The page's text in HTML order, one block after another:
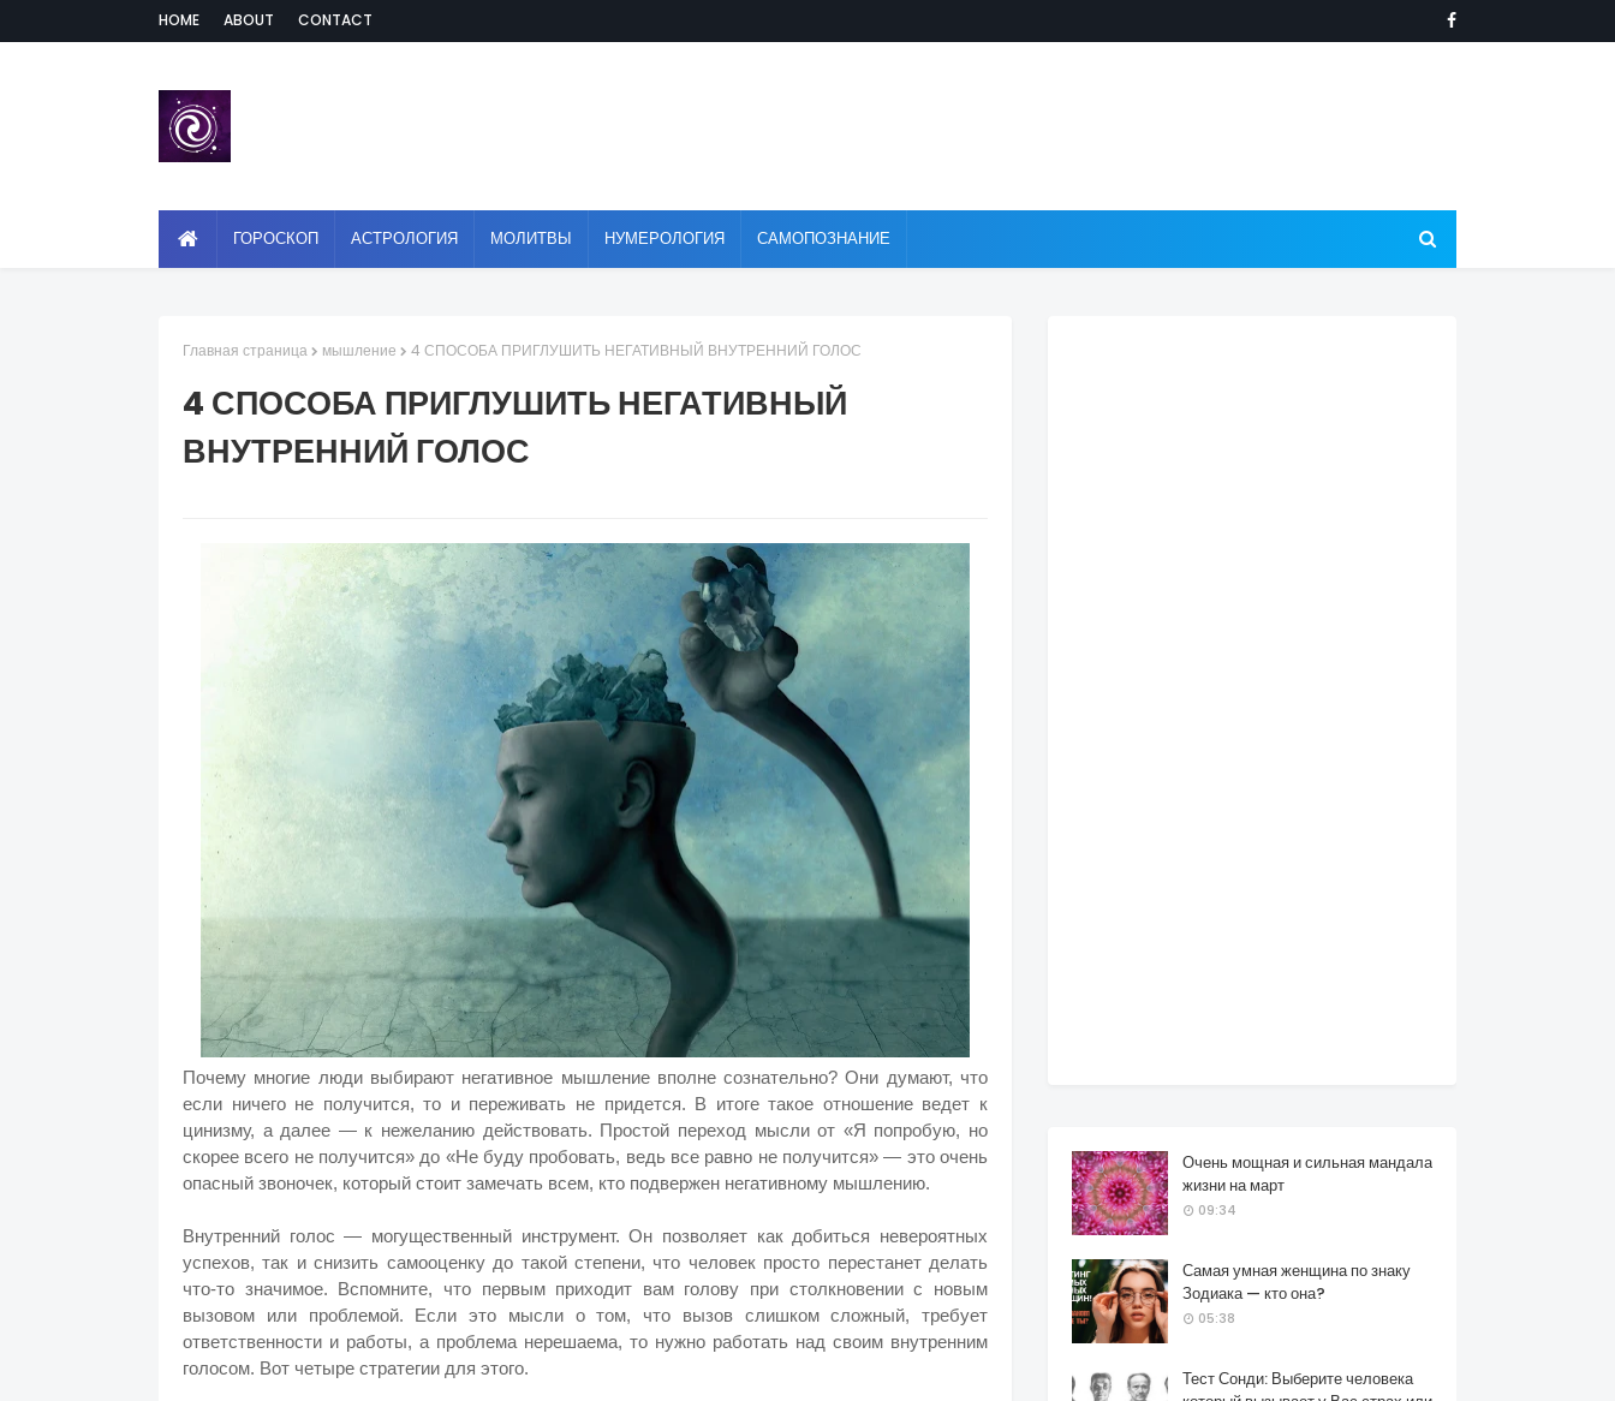
HOME ABOUT CONTACT
ГОРОСКОП АСТРОЛОГИЯ МОЛИТВЫ НУМЕРОЛОГИЯ САМОПОЗНАНИЕ
Главная страница мышление 4 СПОСОБА ПРИГЛУШИТЬ НЕГАТИВНЫЙ ВНУТРЕННИЙ ГОЛОС
4 СПОСОБА ПРИГЛУШИТЬ НЕГАТИВНЫЙ
ВНУТРЕННИЙ ГОЛОС
Почему многие люди выбирают негативное мышление вполне сознательно? Они думают, что
если ничего не получится, то и переживать не придется. В итоге такое отношение ведет к
цинизму, а далее — к нежеланию действовать. Простой переход мысли от «Я попробую, но
скорее всего не получится» до «Не буду пробовать, ведь все равно не получится» — это очень
опасный звоночек, который стоит замечать всем, кто подвержен негативному мышлению.
Внутренний голос — могущественный инструмент. Он позволяет как добиться невероятных
успехов, так и снизить самооценку до такой степени, что человек просто перестанет делать
что-то значимое. Вспомните, что первым приходит вам голову при столкновении с новым
вызовом или проблемой. Если это мысли о том, что вызов слишком сложный, требует
ответственности и работы, а проблема нерешаема, то нужно работать над своим внутренним
голосом. Вот четыре стратегии для этого.
Очень мощная и сильная мандала
жизни на март
09:34
Самая умная женщина по знаку
Зодиака — кто она?
05:38
Тест Сонди: Выберите человека